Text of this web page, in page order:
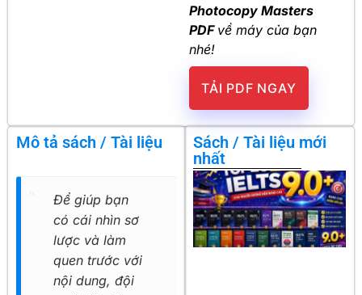
Photocopy Masters
PDF về máy của bạn
nhé!
TẢI PDF NGAY
Mô tả sách / Tài liệu
Để giúp bạn
có cái nhìn sơ
lược và làm
quen trước với
nội dung, đội
Sách / Tài liệu mới
nhất